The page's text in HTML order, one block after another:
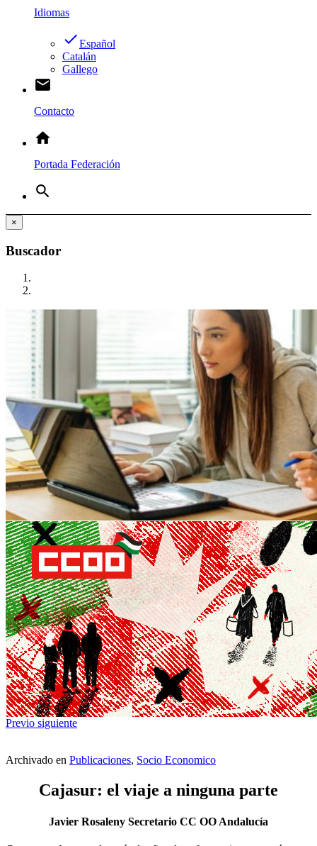
Idiomas
doneEspañol
Catalán
Gallego
email
Contacto
home
Portada Federación
search
×
Buscador
Previo siguiente
Archivado en Publicaciones, Socio Economico
Cajasur: el viaje a ninguna parte
Javier Rosaleny Secretario CC OO Andalucía